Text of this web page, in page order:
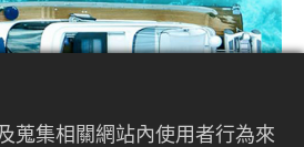
of our new brand,
蒐集相關網站內使用者行為來